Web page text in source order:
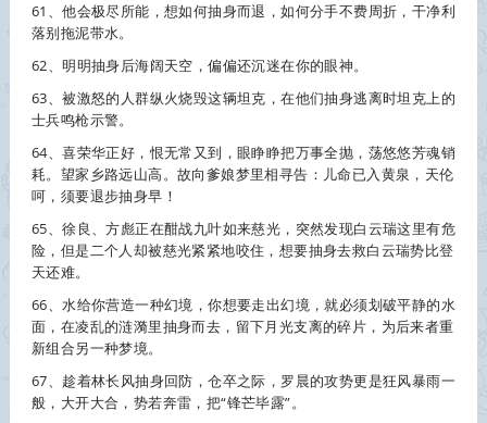
61、他会极尽所能，想如何抽身而退，如何分手不费周折，干净利
落别拖泥带水。
62、明明抽身后海阔天空，偏偏还沉迷在你的眼神。
63、被激怒的人群纵火烧毁这辆坦克，在他们抽身逃离时坦克上的
士兵鸣枪示警。
64、喜荣华正好，恨无常又到，眼睁睁把万事全抛，荡悠悠芳魂销
耗。望家乡路远山高。故向爹娘梦里相寻告：儿命已入黄泉，天伦
呵，须要退步抽身早！
65、徐良、方彪正在酣战九叶如来慈光，突然发现白云瑞这里有危
险，但是二个人却被慈光紧紧地咬住，想要抽身去救白云瑞势比登
天还难。
66、水给你营造一种幻境，你想要走出幻境，就必须划破平静的水
面，在凌乱的涟漪里抽身而去，留下月光支离的碎片，为后来者重
新组合另一种梦境。
67、趁着林长风抽身回防，仓卒之际，罗晨的攻势更是狂风暴雨一
般，大开大合，势若奔雷，把“锋芒毕露”。